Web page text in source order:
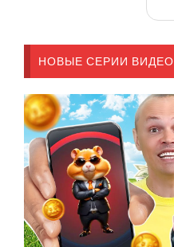
НОВЫЕ СЕРИИ ВИДЕО